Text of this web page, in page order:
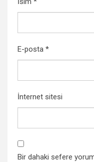
E-posta *
İnternet sitesi
Bir dahaki sefere